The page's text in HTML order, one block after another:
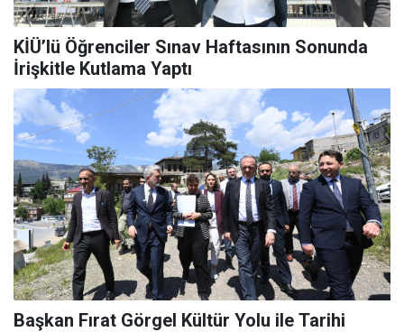
KİÜ’lü Öğrenciler Sınav Haftasının Sonunda
İrişkitle Kutlama Yaptı
Başkan Fırat Görgel Kültür Yolu ile Tarihi